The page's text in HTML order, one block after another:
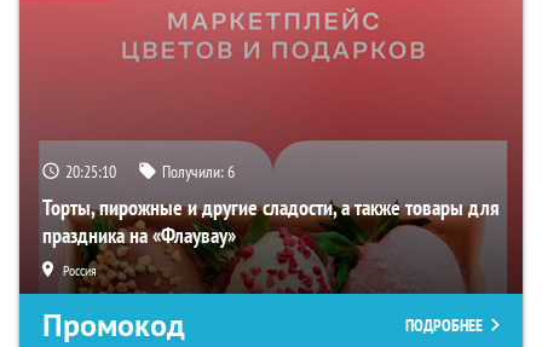
20:25:09 Получили:6
Торты, пирожные и другие сладости, а также товары для
праздника на «Флаувау»
Россия
Промокод ПОДРОБНЕЕ